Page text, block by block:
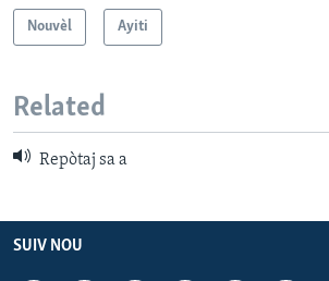
Nouvèl Ayiti
Related
Repòtaj sa a
SUIV NOU